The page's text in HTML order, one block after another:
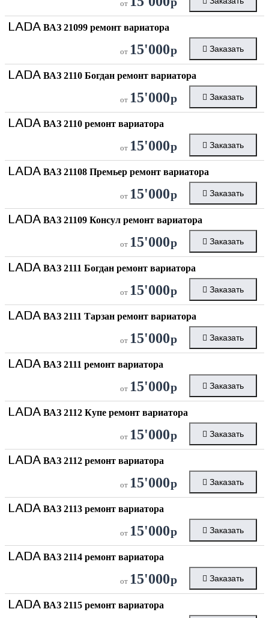
от
LADA ВАЗ 21099 ремонт вариатора
от 15'000р Заказать
LADA ВАЗ 2110 Богдан ремонт вариатора
от 15'000р Заказать
LADA ВАЗ 2110 ремонт вариатора
от 15'000р Заказать
LADA ВАЗ 21108 Премьер ремонт вариатора
от 15'000р Заказать
LADA ВАЗ 21109 Консул ремонт вариатора
от 15'000р Заказать
LADA ВАЗ 2111 Богдан ремонт вариатора
от 15'000р Заказать
LADA ВАЗ 2111 Тарзан ремонт вариатора
от 15'000р Заказать
LADA ВАЗ 2111 ремонт вариатора
от 15'000р Заказать
LADA ВАЗ 2112 Купе ремонт вариатора
от 15'000р Заказать
LADA ВАЗ 2112 ремонт вариатора
от 15'000р Заказать
LADA ВАЗ 2113 ремонт вариатора
от 15'000р Заказать
LADA ВАЗ 2114 ремонт вариатора
от 15'000р Заказать
LADA ВАЗ 2115 ремонт вариатора